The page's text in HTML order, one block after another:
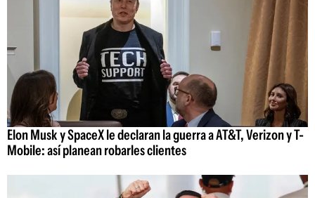
Elon Musk y SpaceX le declaran la guerra a AT&T, Verizon y T-
Mobile: así planean robarles clientes